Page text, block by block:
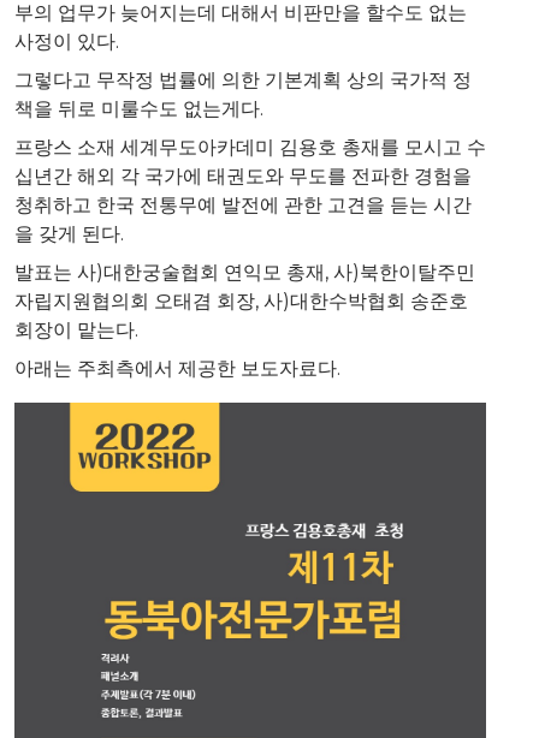
부의 업무가 늦어지는데 대해서 비판만을 할수도 없는
사정이 있다.
그렇다고 무작정 법률에 의한 기본계획 상의 국가적 정
책을 뒤로 미룰수도 없는게다.
프랑스 소재 세계무도아카데미 김용호 총재를 모시고 수
십년간 해외 각 국가에 태권도와 무도를 전파한 경험을
청취하고 한국 전통무예 발전에 관한 고견을 듣는 시간
을 갖게 된다.
발표는 사)대한궁술협회 연익모 총재, 사)북한이탈주민
자립지원협의회 오태겸 회장, 사)대한수박협회 송준호
회장이 맡는다.
아래는 주최측에서 제공한 보도자료다.